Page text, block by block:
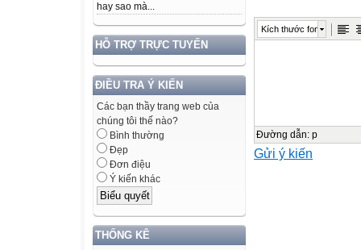
hay sao mà...
HỖ TRỢ TRỰC TUYẾN
ĐIỀU TRA Ý KIẾN
Các bạn thầy trang web của
chúng tôi thế nào?
Bình thường
Đẹp
Đơn điệu
Ý kiến khác
THỐNG KÊ
2
2
Câu 2. Đẳng
Kích thước font
Đường dẫn: p
Gửi ý kiến